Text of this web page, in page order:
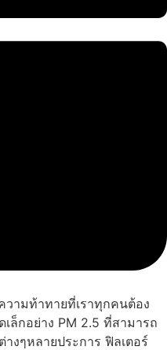
ามท้าทายที่เราทุกคนต้อง
ล็กอย่าง PM 2.5 ที่สามารถ
งๆหลายประการ ฟิลเตอร์